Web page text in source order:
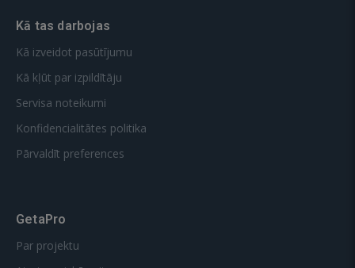
Kā tas darbojas
Kā izveidot pasūtījumu
Kā kļūt par izpildītāju
Servisa noteikumi
Konfidencialitātes politika
Pārvaldīt preferences
GetaPro
Par projektu